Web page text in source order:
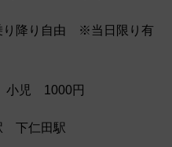
降り自由 ※当日限り有
児 1000円
下仁田駅